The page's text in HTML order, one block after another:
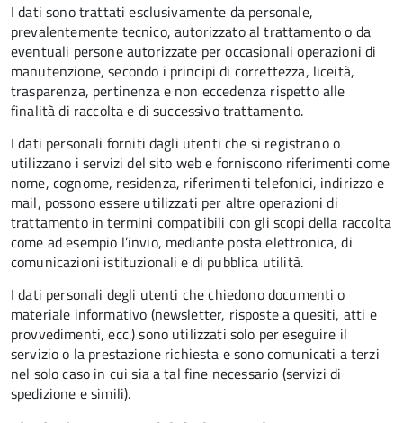
I dati sono trattati esclusivamente da personale,
prevalentemente tecnico, autorizzato al trattamento o da
eventuali persone autorizzate per occasionali operazioni di
manutenzione, secondo i principi di correttezza, liceità,
trasparenza, pertinenza e non eccedenza rispetto alle
finalità di raccolta e di successivo trattamento.
I dati personali forniti dagli utenti che si registrano o
utilizzano i servizi del sito web e forniscono riferimenti come
nome, cognome, residenza, riferimenti telefonici, indirizzo e
mail, possono essere utilizzati per altre operazioni di
trattamento in termini compatibili con gli scopi della raccolta
come ad esempio l’invio, mediante posta elettronica, di
comunicazioni istituzionali e di pubblica utilità.
I dati personali degli utenti che chiedono documenti o
materiale informativo (newsletter, risposte a quesiti, atti e
provvedimenti, ecc.) sono utilizzati solo per eseguire il
servizio o la prestazione richiesta e sono comunicati a terzi
nel solo caso in cui sia a tal fine necessario (servizi di
spedizione e simili).